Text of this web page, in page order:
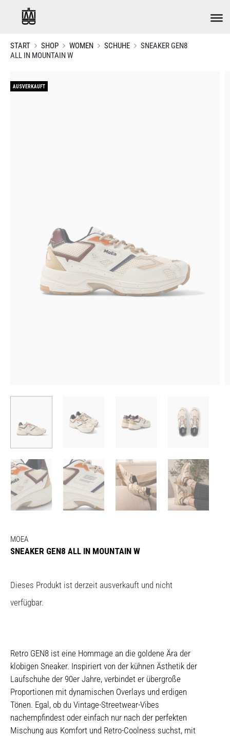
START SHOP WOMEN SCHUHE
SNEAKER GEN8
ALL IN MOUNTAIN W
AUSVERKAUFT
MOEA
SNEAKER GEN8 ALL IN MOUNTAIN W
Dieses Produkt ist derzeit ausverkauft und nicht
verfügbar.
Retro GEN8 ist eine Hommage an die goldene Ära der
klobigen Sneaker. Inspiriert von der kühnen Ästhetik der
Laufschuhe der 90er Jahre, verbindet er übergroße
Proportionen mit dynamischen Overlays und erdigen
Tönen. Egal, ob du Vintage-Streetwear-Vibes
nachempfindest oder einfach nur nach der perfekten
Mischung aus Komfort und Retro-Coolness suchst, mit